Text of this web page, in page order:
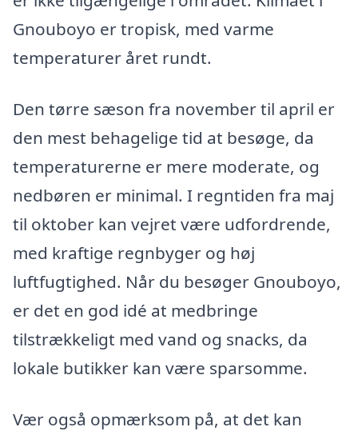
Gnouboyo er tropisk, med varme
temperaturer året rundt.
Den tørre sæson fra november til april er
den mest behagelige tid at besøge, da
temperaturerne er mere moderate, og
nedbøren er minimal. I regntiden fra maj
til oktober kan vejret være udfordrende,
med kraftige regnbyger og høj
luftfugtighed. Når du besøger Gnouboyo,
er det en god idé at medbringe
tilstrækkeligt med vand og snacks, da
lokale butikker kan være sparsomme.
Vær også opmærksom på, at det kan